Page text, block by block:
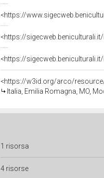
<https://
<https://
<https://
<https://w3id.org/arco/
Italia, Emilia Romagna, MO,
1 risorsa
4 risorse